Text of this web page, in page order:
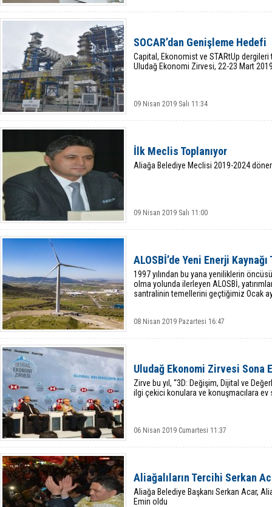
SOCAR’dan Genişleme Hedefi
Capital, Ekonomist ve STARtUp dergileri
Uludağ Ekonomi Zirvesi, 22-23 Mart
09 Nisan 2019 Salı 11:34
İlk Meclis Toplanıyor
Aliağa Belediye Meclisi 2019-2024
09 Nisan 2019 Salı 11:00
ALOSBİ’de Yeni Enerji Kaynağı
1997 yılından bu yana yeniliklerin
olma yolunda ilerleyen ALOSBİ,
santralinin temellerini geçtiğimiz Ocak
08 Nisan 2019 Pazartesi 16:47
Uludağ Ekonomi Zirvesi Sona
Zirve bu yıl, “3D: Değişim, Dijital ve
ilgi çekici konulara ve konuşmacılara ev
06 Nisan 2019 Cumartesi 11:37
Aliağalıların Tercihi Serkan
Aliağa Belediye Başkanı Serkan Acar,
Emin oldu